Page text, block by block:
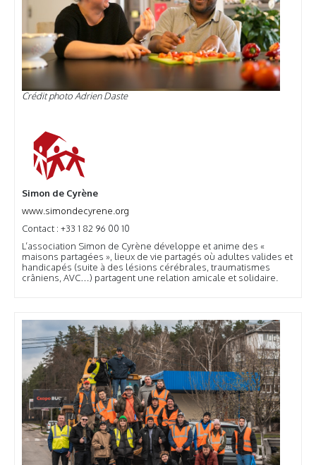
Crédit photo Adrien Daste
Simon de Cyrène
www.simondecyrene.org
Contact : +33 1 82 96 00 10
L’association Simon de Cyrène développe et anime des «
maisons partagées », lieux de vie partagés où adultes valides et
handicapés (suite à des lésions cérébrales, traumatismes
crâniens, AVC…) partagent une relation amicale et solidaire.